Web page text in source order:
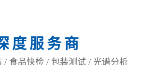
度服务商
/ 食品快检 / 包装测试 / 光谱分析